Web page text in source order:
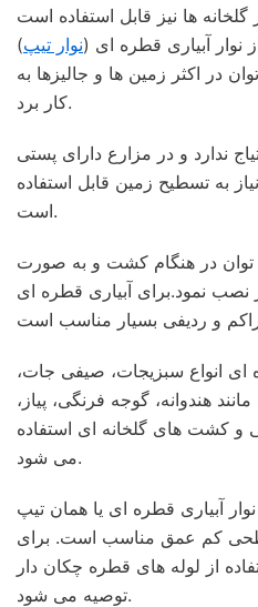
نوار آبیاری قطره ای (نوار تیپ)
در اکثر زمین ها و جالیزها به
کار برد.
ندارد و در مزارع دارای پستی
به تسطیح زمین قابل استفاده
است.
توان در هنگام کشت و به صورت
نصب نمود.برای آبیاری قطره ای
ای انواع سبزیجات، صیفی جات،
هندوانه، گوجه فرنگی، پیاز،
کشت های گلخانه ای استفاده
می شود.
نوار آبیاری قطره ای یا همان تیپ (Tape) مناسب آبیاری قطره
کم عمق مناسب است. برای
از لوله های قطره چکان دار
توصیه می شود.